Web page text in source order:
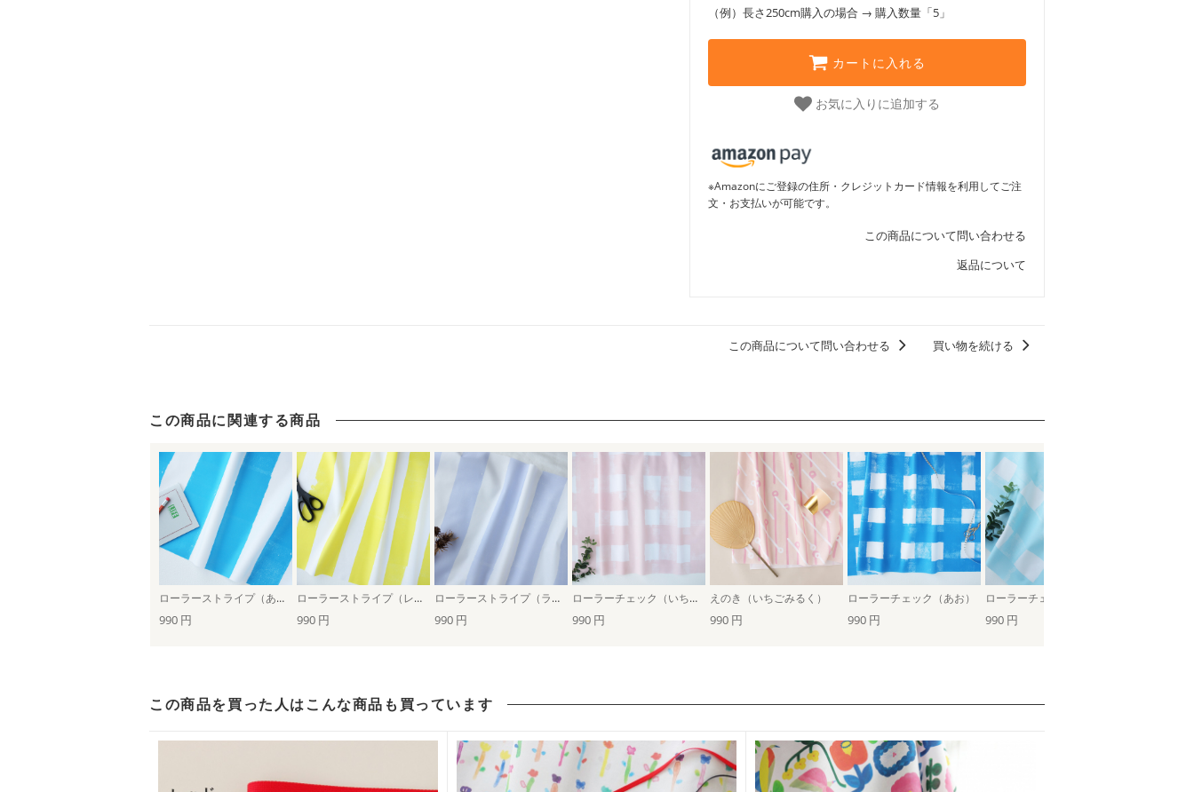
（例）長さ250cm購入の場合 → 購入数量「5」
カートに入れる
お気に入りに追加する
※Amazonにご登録の住所・クレジットカード情報を利用してご注
文・お支払いが可能です。
この商品について問い合わせる
返品について
この商品について問い合わせる 買い物を続ける
この商品に関連する商品
ローラーストライプ（あお） ローラーストライプ（レモン） ローラーストライプ（ラベンダー） ローラーチェック（いちごミルク） えのき（いちごみるく） ローラーチェック（あお）
990 円 990 円 990 円 990 円 990 円 990 円 990 円
この商品を買った人はこんな商品も買っています